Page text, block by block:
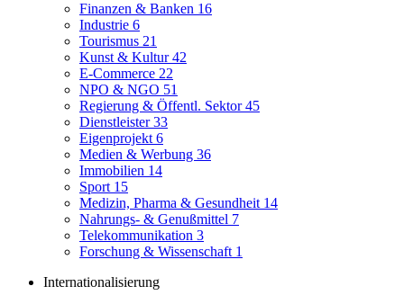
Finanzen & Banken 16
Industrie 6
Tourismus 21
Kunst & Kultur42
E-Commerce 22
NPO & NGO 51
Regierung & Öffentl. Sektor45
Dienstleister33
Eigenprojekt 6
Medien & Werbung 36
Immobilien 14
Sport 15
Medizin, Pharma & Gesundheit 14
Nahrungs- & Genußmittel 7
Telekommunikation 3
Forschung & Wissenschaft 1
Internationalisierung